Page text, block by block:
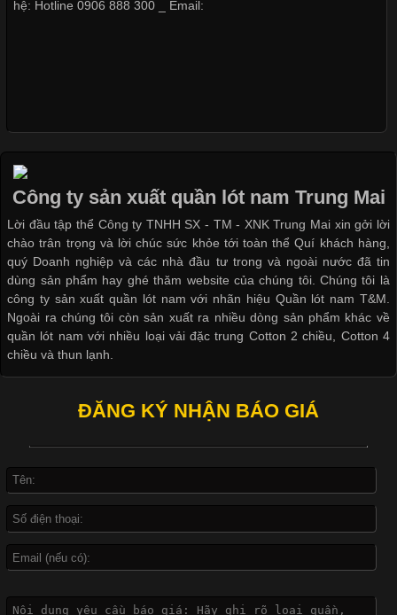
Các Form Áo Thun Phổ Biến Hiện Nay Và Xu Hướng Trong
Ngành May Mặc Áo thun là một trong những trang phục quen
thuộc và được sử dụng phổ biến nhất hiện nay. Không chỉ đa
dạng về màu sắc hay chất liệu, áo thun còn có nhiều form dáng
khác nhau để phù hợp với từng phong cách thời trang và nhu
cầu
Khám Phá Áo Phông Trang Phục Phổ Biến Nhất Hiện Nay
Áo phông là một trong những trang phục phổ biến nhất trong
Không chỉ xuất hiện trong thời trang thường ngày, áo phông còn
được ứng dụng rộng rãi trong ngành sản xuất may mặc, đặc
hệ: Hotline 0906 888 300 _ Email:
Công ty sản xuất quần lót nam Trung Mai
Lời đầu tập thể Công ty TNHH SX - TM - XNK Trung Mai xin gởi lời
chào trân trọng và lời chúc sức khỏe tới toàn thể Quí khách hàng,
quý Doanh nghiệp và các nhà đầu tư trong và ngoài nước đã tin
dùng sản phẩm hay ghé thăm website của chúng tôi. Chúng tôi là
công ty sản xuất quần lót nam với nhãn hiệu Quần lót nam T&M.
Ngoài ra chúng tôi còn sản xuất ra nhiều dòng sản phẩm khác về
quần lót nam với nhiều loại vải đặc trung Cotton 2 chiều, Cotton 4
chiều và thun lạnh.
ĐĂNG KÝ NHẬN BÁO GIÁ